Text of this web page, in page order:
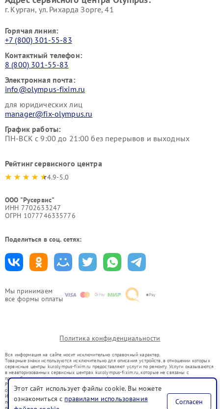
Мы принимаем
все формы оплаты
г. Курган, ул. Рихарда Зорге, 41
Горячая линия:
+7 (800) 301-55-83
Контактный телефон:
8 (800) 301-55-83
Электронная почта:
info@olympus-fixim.ru
для юридических лиц
manager@fix-olympus.ru
График работы:
ПН-ВСК с 9:00 до 21:00 без перерывов и выходных
Рейтинг сервисного центра
4.9-5.0
ООО "Русервис"
ИНН 7702633247
ОГРН 1077746335776
Поделиться в соц. сетях:
Политика конфиденциальности
Вся информация на сайте носит исключительно справочный характер.
Товарные знаки используются исключительно для описания устройств, в отношении которых
сервисные центры kur.olympus-fixim.ru предоставляют услуги по ремонту. Услуги оказываются
в неавторизованных сервисных центрах kur.olympus-fixim.ru, которые не связаны с
правообладателями товарных знаков или их официальными представителями.
Ремонт осуществляется для устройств, уже введенных в гражданский оборот в соответствии
со статьей 1487 ГК РФ.
Использование товарных знаков не преследует цели индивидуализации услуг или введения
потребителей в заблуждение, а служит для информирования о предоставляемых услугах по
Этот сайт использует файлы cookie. Вы можете
ознакомиться с правилами использования
Согласен